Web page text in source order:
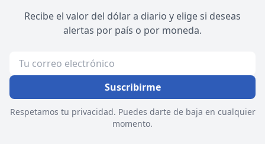
Recibe el valor del dólar a diario y elige si deseas
alertas por país o por moneda.
Suscribirme
Respetamos tu privacidad. Puedes darte de baja en cualquier
momento.